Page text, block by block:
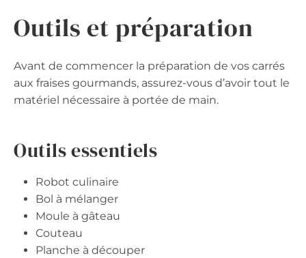
Outils et préparation
Avant de commencer la préparation de vos carrés
aux fraises gourmands, assurez-vous d’avoir tout le
matériel nécessaire à portée de main.
Outils essentiels
Robot culinaire
Bol à mélanger
Moule à gâteau
Couteau
Planche à découper